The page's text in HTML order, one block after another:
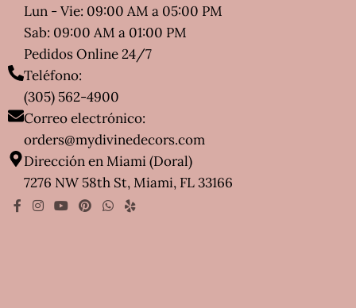
Lun - Vie: 09:00 AM a 05:00 PM
Sab: 09:00 AM a 01:00 PM
Pedidos Online 24/7
Teléfono:
(305) 562-4900
Correo electrónico:
orders@mydivinedecors.com
Dirección en Miami (Doral)
7276 NW 58th St, Miami, FL 33166